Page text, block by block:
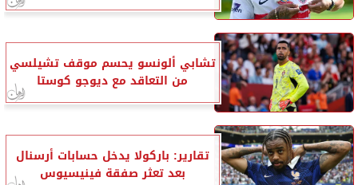
تشابي ألونسو يحسم موقف تشيلسي
من التعاقد مع ديوجو كوستا
تقارير: باركولا يدخل حسابات أرسنال
بعد تعثر صفقة فينيسيوس